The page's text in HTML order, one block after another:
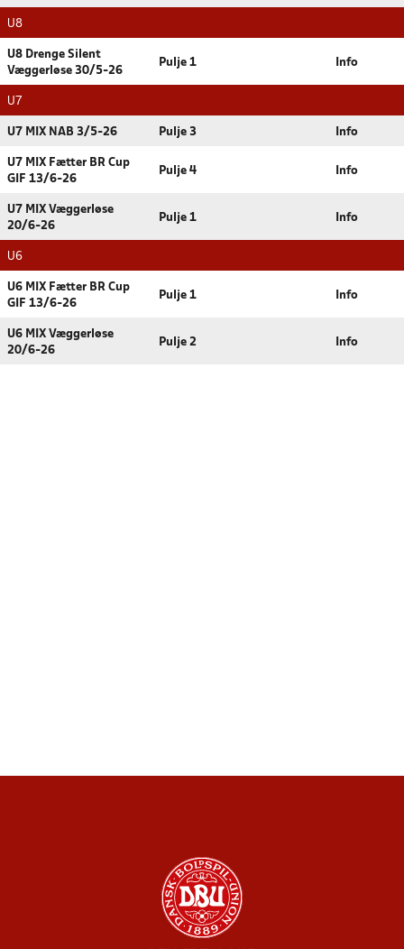
U8
U8 Drenge Silent
Væggerløse 30/5-26
Pulje 1 Info
U7
U7 MIX NAB 3/5-26 Pulje 3 Info
U7 MIX Fætter BR Cup
GIF 13/6-26
Pulje 4 Info
U7 MIX Væggerløse
20/6-26
Pulje 1 Info
U6
U6 MIX Fætter BR Cup
GIF 13/6-26
Pulje 1 Info
U6 MIX Væggerløse
20/6-26
Pulje 2 Info